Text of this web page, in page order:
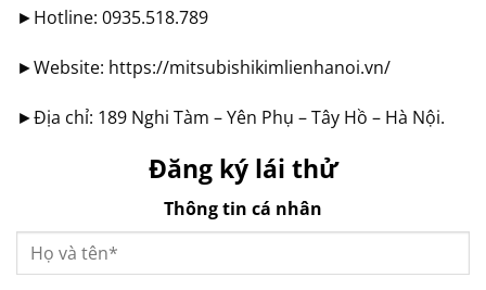
►Hotline: 0935.518.789
►Website: https://mitsubishikimlienhanoi.vn/
►Địa chỉ: 189 Nghi Tàm – Yên Phụ – Tây Hồ – Hà Nội.
Đăng ký lái thử
Thông tin cá nhân